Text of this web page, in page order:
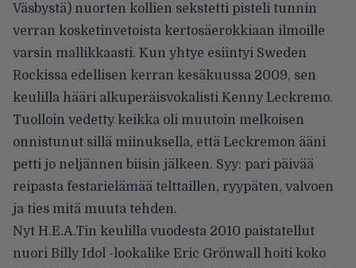
Väsbystä) nuorten kollien sekstetti pisteli tunnin
verran kosketinvetoista kertosäerokkiaan ilmoille
varsin mallikkaasti. Kun yhtye esiintyi Sweden
Rockissa edellisen kerran kesäkuussa 2009, sen
keulilla hääri alkuperäisvokalisti Kenny Leckremo.
Tuolloin vedetty keikka oli muutoin melkoisen
onnistunut sillä miinuksella, että Leckremon ääni
petti jo neljännen biisin jälkeen. Syy: pari päivää
reipasta festarielämää telttaillen, ryypäten, valvoen
ja ties mitä muuta tehden.
Nyt H.E.A.Tin keulilla vuodesta 2010 paistatellut
nuori Billy Idol -lookalike Eric Grönwall hoiti koko